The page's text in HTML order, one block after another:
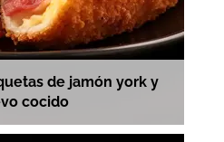
de jamón york y
cocido